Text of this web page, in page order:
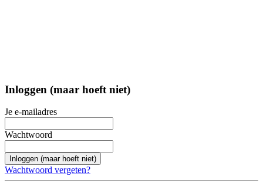
Inloggen (maar hoeft niet)
Je e-mailadres
Wachtwoord
Inloggen (maar hoeft niet)
Wachtwoord vergeten?